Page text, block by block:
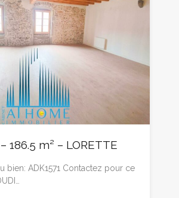
186.5 m² – LORETTE
bien: ADK1571 Contactez pour ce